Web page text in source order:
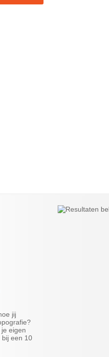
jij
eigen
bij een 10